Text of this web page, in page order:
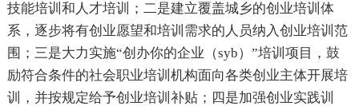
技能培训和人才培训；二是建立覆盖城乡的创业培训体
系，逐步将有创业愿望和培训需求的人员纳入创业培训范
围；三是大力实施“创办你的企业（syb）”培训项目，鼓
励符合条件的社会职业培训机构面向各类创业主体开展培
训，并按规定给予创业培训补贴；四是加强创业实践训